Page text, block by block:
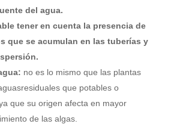
del agua.
tener en cuenta la presencia de
que se acumulan en las tuberías y
no es lo mismo que las plantas
que potables o
que su origen afecta en mayor
de las algas.